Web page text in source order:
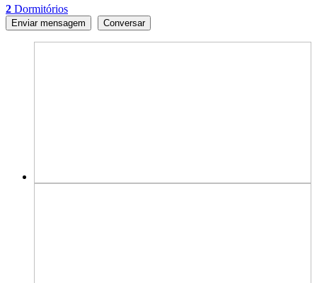
2 Dormitórios
Enviar mensagem Conversar